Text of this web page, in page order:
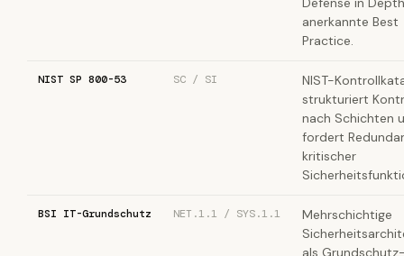
anerkannte Best
Practice.
NIST SP 800-53 SC / SI
NIST-
strukturiert
nach Schichten
fordert
kritischer
BSI IT-Grundschutz NET.1.1 / SYS.1.1
Mehrschichtige
als